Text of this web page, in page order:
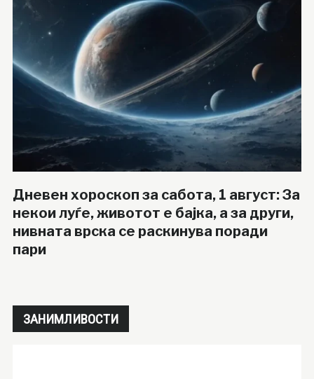
Дневен хороскоп за сабота, 1 август: За
некои луѓе, животот е бајка, а за други,
нивната врска се раскинува поради
пари
ЗАНИМЛИВОСТИ